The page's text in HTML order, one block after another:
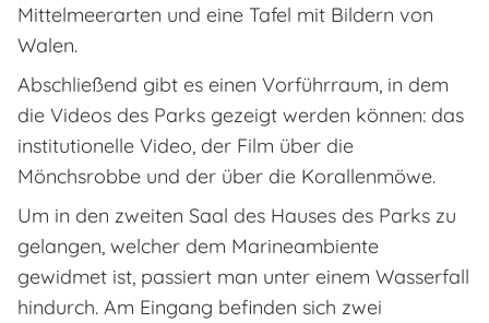
Mittelmeerarten und eine Tafel mit Bildern von
Walen.
Abschließend gibt es einen Vorführraum, in dem
die Videos des Parks gezeigt werden können: das
institutionelle Video, der Film über die
Mönchsrobbe und der über die Korallenmöwe.
Um in den zweiten Saal des Hauses des Parks zu
gelangen, welcher dem Marineambiente
gewidmet ist, passiert man unter einem Wasserfall
hindurch. Am Eingang befinden sich zwei